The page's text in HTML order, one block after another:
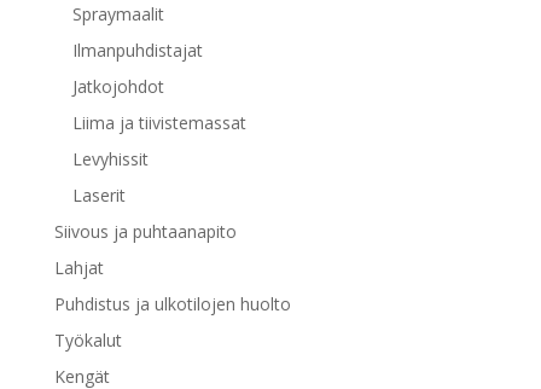
Spraymaalit
Ilmanpuhdistajat
Jatkojohdot
Liima ja tiivistemassat
Levyhissit
Laserit
Siivous ja puhtaanapito
Lahjat
Puhdistus ja ulkotilojen huolto
Työkalut
Kengät